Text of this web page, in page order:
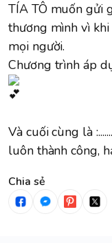
TÍA TÔ muốn gửi
thương mình vì
mọi người.
Chương trình áp
Và cuối cùng là
luôn thành công,
Chia sẻ